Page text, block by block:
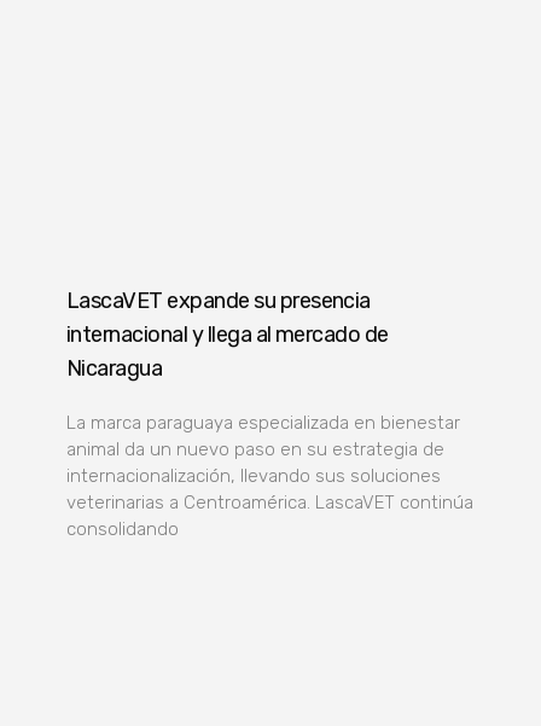
LascaVET expande su presencia
internacional y llega al mercado de
Nicaragua
La marca paraguaya especializada en bienestar
animal da un nuevo paso en su estrategia de
internacionalización, llevando sus soluciones
veterinarias a Centroamérica. LascaVET continúa
consolidando